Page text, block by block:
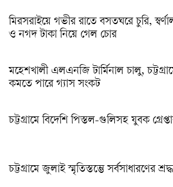
মিরসরাইয়ে গভীর রাতে বসতঘরে চুরি,
ও নগদ টাকা নিয়ে গেল চোর
মহেশখালী এলএনজি টার্মিনাল চালু,
কমতে পারে গ্যাস সংকট
চট্টগ্রামে বিদেশি পিস্তল-গুলিসহ যুবক
চট্টগ্রামে জুলাই স্মৃতিস্তম্ভে সর্বসাধারণের